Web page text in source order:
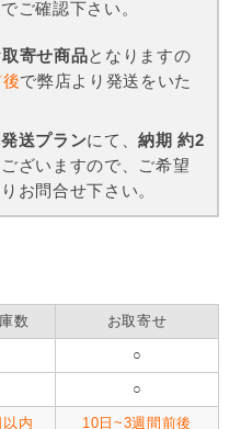
でご確認下さい。
寄せ商品となりますの
で弊店より発送をいた
送プランにて、納期 約2
ざいますので、ご希望
お問合せ下さい。
数 お取寄せ
○
○
以内 10日~3週間前後